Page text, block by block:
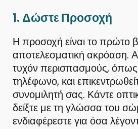
1. Δώστε Προσοχή
Η προσοχή είναι το πρώτο
αποτελεσματική ακρόαση.
τυχόν περισπασμούς, όπως
τηλέφωνο, και
συνομιλητή σας. Κάντε
δείξτε με τη γλώσσα του
ενδιαφέρεστε για όσα